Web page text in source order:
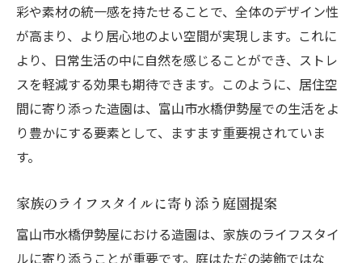
彩や素材の統一感を持たせることで、全体のデザイン性
が高まり、より居心地のよい空間が実現します。これに
より、日常生活の中に自然を感じることができ、ストレ
スを軽減する効果も期待できます。このように、居住空
間に寄り添った造園は、富山市水橋伊勢屋での生活をよ
り豊かにする要素として、ますます重要視されていま
す。
家族のライフスタイルに寄り添う庭園提案
富山市水橋伊勢屋における造園は、家族のライフスタイ
ルに寄り添うことが重要です。庭はただの装飾ではな